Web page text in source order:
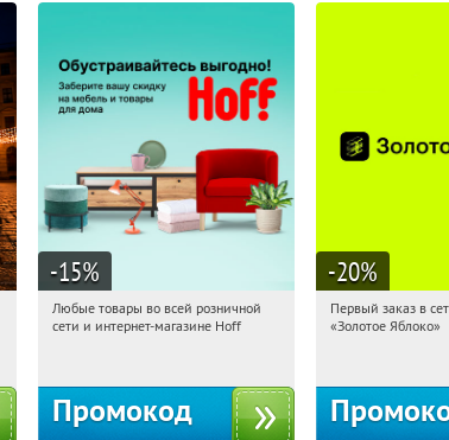
-15%
09:00:42 Получили:
Любые товары во всей розничной
сети и интернет-магазине Hoff
Промокод
-20%
09:00:42
Первый заказ в
«Золотое Яблоко»